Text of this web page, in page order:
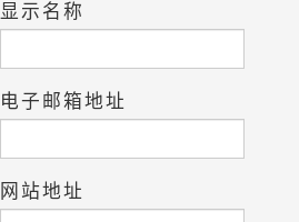
显示名称
电子邮箱地址
网站地址